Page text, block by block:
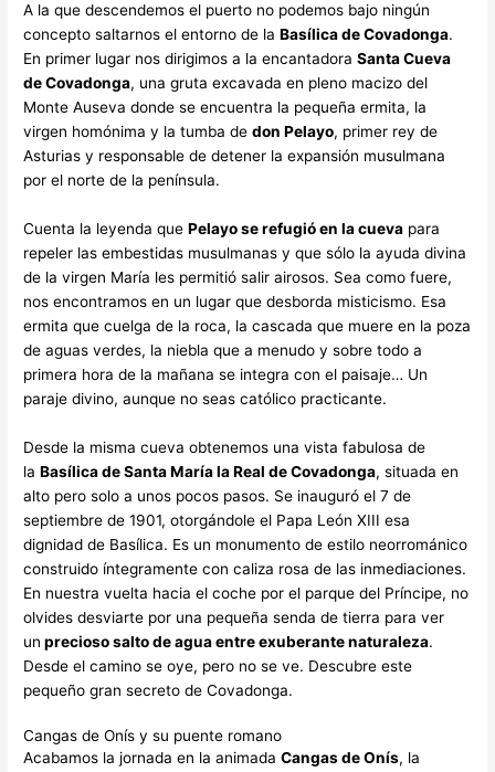
A la que descendemos el puerto no podemos bajo ningún
concepto saltarnos el entorno de laBasílica de Covadonga.
En primer lugar nos dirigimos a la encantadoraSanta Cueva
de Covadonga, una gruta excavada en pleno macizo del
Monte Auseva donde se encuentra la pequeña ermita, la
virgen homónima y la tumba dedon Pelayo, primer rey de
Asturias y responsable de detener la expansión musulmana
por el norte de la península.
Cuenta la leyenda quePelayo se refugió en la cueva para
repeler las embestidas musulmanas y que sólo la ayuda divina
de la virgen María les permitió salir airosos. Sea como fuere,
nos encontramos en un lugar que desborda misticismo. Esa
ermita que cuelga de la roca, la cascada que muere en la poza
de aguas verdes, la niebla que a menudo y sobre todo a
primera hora de la mañana se integra con el paisaje… Un
paraje divino, aunque no seas católico practicante.
Desde la misma cueva obtenemos una vista fabulosa de
laBasílica de Santa María la Real de Covadonga, situada en
alto pero solo a unos pocos pasos. Se inauguró el 7 de
septiembre de 1901, otorgándole el Papa León XIII esa
dignidad de Basílica. Es un monumento de estilo neorrománico
construido íntegramente con caliza rosa de las inmediaciones.
En nuestra vuelta hacia el coche por el parque del Príncipe, no
olvides desviarte por una pequeña senda de tierra para ver
un precioso salto de agua entre exuberante naturaleza.
Desde el camino se oye, pero no se ve. Descubre este
pequeño gran secreto de Covadonga.
Cangas de Onís y su puente romano
Acabamos la jornada en la animadaCangas de Onís, la